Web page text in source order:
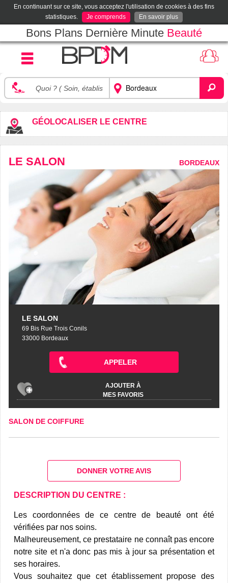
En continuant sur ce site, vous acceptez l'utilisation de cookies à des fins
statistiques.
Je comprends En savoir plus
Bons Plans Dernière Minute Beauté
GÉOLOCALISER LE CENTRE
LE SALON BORDEAUX
LE SALON
69 Bis Rue Trois Conils
33000 Bordeaux
APPELER
AJOUTER À
MES FAVORIS
SALON DE COIFFURE
DONNER VOTRE AVIS
DESCRIPTION DU CENTRE :
Les coordonnées de ce centre de beauté ont été
vérifiées par nos soins.
Malheureusement, ce prestataire ne connaît pas encore
notre site et n'a donc pas mis à jour sa présentation et
ses horaires.
Vous souhaitez que cet établissement propose des